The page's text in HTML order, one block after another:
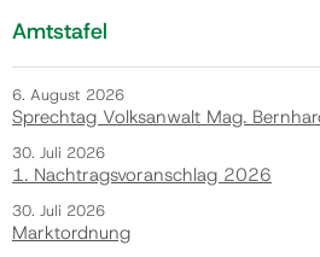
Amtstafel
6. August 2026
Sprechtag Volksanwalt Mag.
30. Juli 2026
1. Nachtragsvoranschlag 2026
30. Juli 2026
Marktordnung